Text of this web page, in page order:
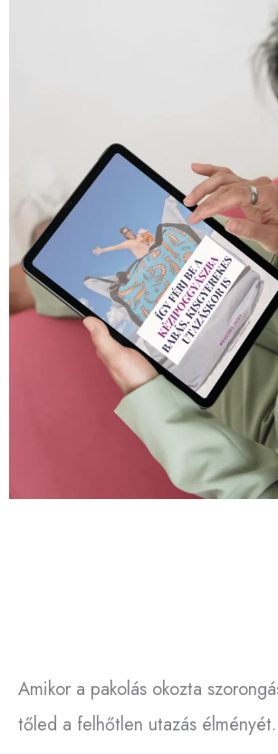
Amikor a pakolás okozta
tőled a felhőtlen utazás élményét.